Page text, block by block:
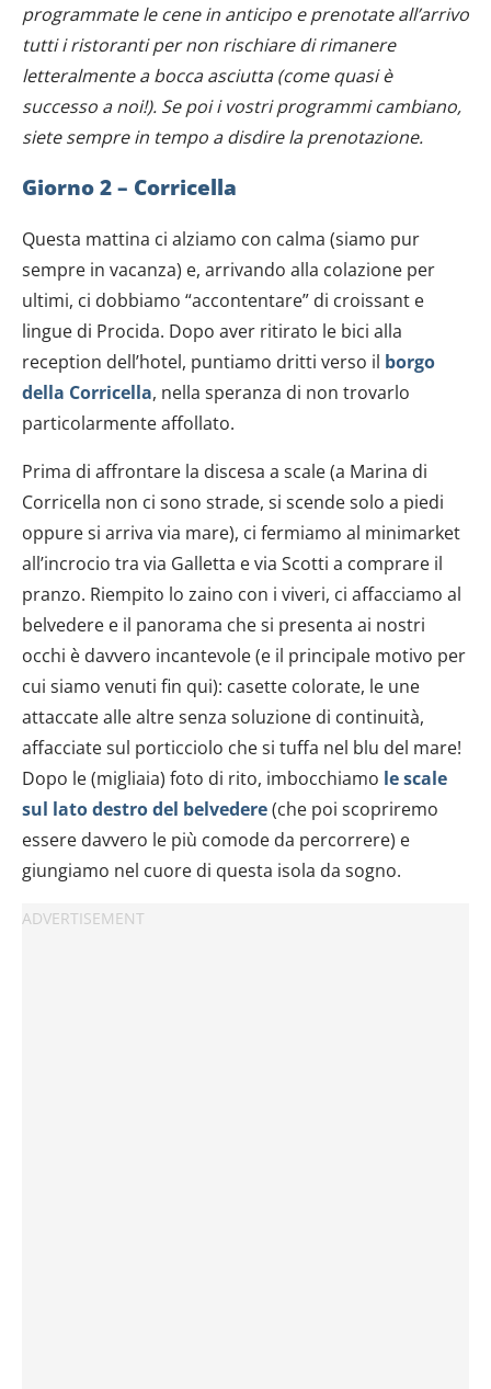
programmate le cene in anticipo e prenotate all’arrivo
tutti i ristoranti per non rischiare di rimanere
letteralmente a bocca asciutta (come quasi è
successo a noi!). Se poi i vostri programmi cambiano,
siete sempre in tempo a disdire la prenotazione.
Giorno 2 – Corricella
Questa mattina ci alziamo con calma (siamo pur
sempre in vacanza) e, arrivando alla colazione per
ultimi, ci dobbiamo “accontentare” di croissant e
lingue di Procida. Dopo aver ritirato le bici alla
reception dell’hotel, puntiamo dritti verso il borgo
della Corricella, nella speranza di non trovarlo
particolarmente affollato.
Prima di affrontare la discesa a scale (a Marina di
Corricella non ci sono strade, si scende solo a piedi
oppure si arriva via mare), ci fermiamo al minimarket
all’incrocio tra via Galletta e via Scotti a comprare il
pranzo. Riempito lo zaino con i viveri, ci affacciamo al
belvedere e il panorama che si presenta ai nostri
occhi è davvero incantevole (e il principale motivo per
cui siamo venuti fin qui): casette colorate, le une
attaccate alle altre senza soluzione di continuità,
affacciate sul porticciolo che si tuffa nel blu del mare!
Dopo le (migliaia) foto di rito, imbocchiamo le scale
sul lato destro del belvedere(che poi scopriremo
essere davvero le più comode da percorrere) e
giungiamo nel cuore di questa isola da sogno.